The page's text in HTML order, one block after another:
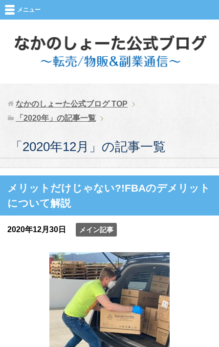
メニュー
なかのしょーた公式ブログTOP
「2020年」の記事一覧
「2020年12月」の記事一覧
メリットだけじゃない?!FBAのデメリット
について解説
2020年12月30日 メイン記事